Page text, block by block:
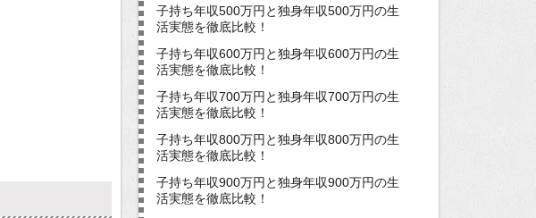
子持ち年収500万円と独身年収500万円の生
活実態を徹底比較！
子持ち年収600万円と独身年収600万円の生
活実態を徹底比較！
子持ち年収700万円と独身年収700万円の生
活実態を徹底比較！
子持ち年収800万円と独身年収800万円の生
活実態を徹底比較！
子持ち年収900万円と独身年収900万円の生
活実態を徹底比較！